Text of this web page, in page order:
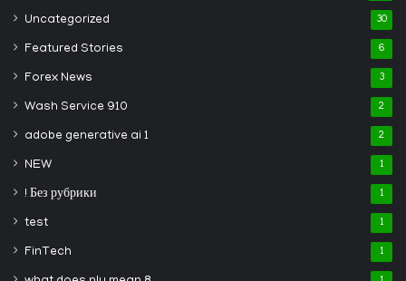
Uncategorized 30
Featured Stories 6
Forex News 3
Wash Service 910 2
adobe generative ai 1 2
NEW 1
! Без рубрики 1
test 1
FinTech 1